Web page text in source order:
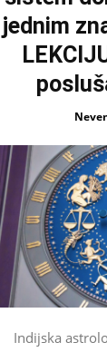
jednim
Indijska